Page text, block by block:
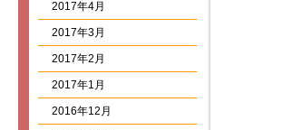
2017年4月
2017年3月
2017年2月
2017年1月
2016年12月